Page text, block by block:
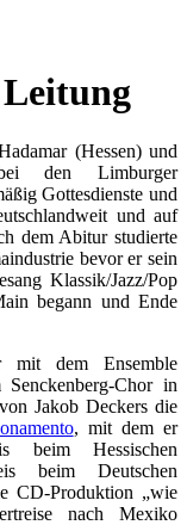
Leitung
(Hessen) und
den Limburger
Gottesdienste und
und auf
dem Abitur studierte
bevor er sein
Klassik/Jazz/Pop
begann und Ende
mit dem Ensemble
Chor in
Jakob Deckers die
, mit dem er
beim Hessischen
beim Deutschen
CD-Produktion „wie
nach Mexiko